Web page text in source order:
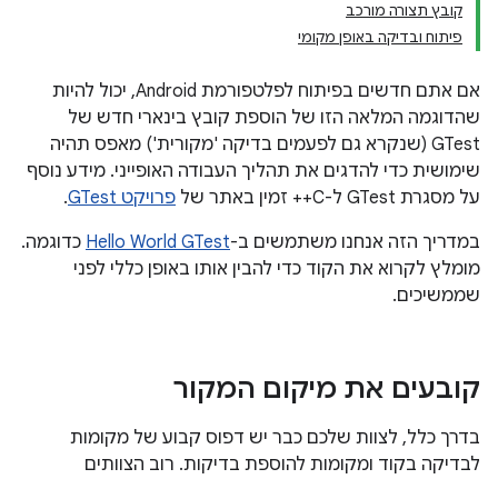
קובץ תצורה מורכב
פיתוח ובדיקה באופן מקומי
אם אתם חדשים בפיתוח לפלטפורמת Android, יכול להיות
שהדוגמה המלאה הזו של הוספת קובץ בינארי חדש של
GTest (שנקרא גם לפעמים בדיקה 'מקורית') מאפס תהיה
שימושית כדי להדגים את תהליך העבודה האופייני. מידע נוסף
על מסגרת GTest ל-C++ זמין באתר של
פרויקט GTest
.
במדריך הזה אנחנו משתמשים ב-Hello World GTest כדוגמה.
מומלץ לקרוא את הקוד כדי להבין אותו באופן כללי לפני
שממשיכים.
קובעים את מיקום המקור
בדרך כלל, לצוות שלכם כבר יש דפוס קבוע של מקומות
לבדיקה בקוד ומקומות להוספת בדיקות. רוב הצוותים